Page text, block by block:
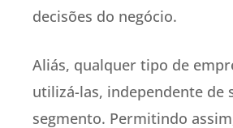
decisões do negócio.
Aliás, qualquer tipo de
utilizá-las, independente de
segmento. Permitindo